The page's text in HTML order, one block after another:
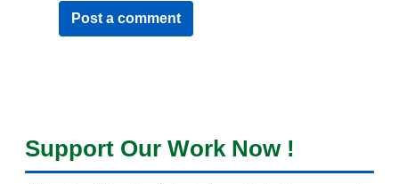
Post a comment
Support Our Work Now !